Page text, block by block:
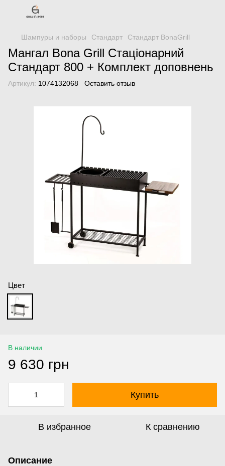
Шампуры и наборы Стандарт Стандарт BonaGrill
Мангал Bona Grill Стаціонарний
Стандарт 800 + Комплект доповнень
Артикул: 1074132068 Оставить отзыв
Цвет
В наличии
9 630 грн
Купить
В избранное К сравнению
Описание